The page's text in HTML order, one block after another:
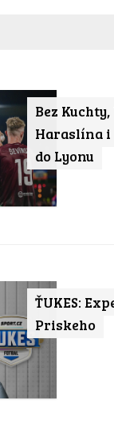
Bez
Haraslína
do Lyonu
ŤUKES:
Priskeho